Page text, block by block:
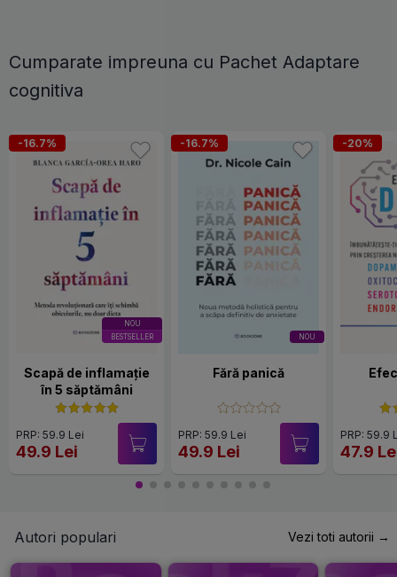
Cumparate impreuna cu Pachet Adaptare
cognitiva
NOU
BESTSELLER
-16.7%
Scapă de inflamație
în 5 săptămâni
PRP: 59.9 Lei
49.9 Lei
NOU
-16.7%
Fără panică
PRP: 59.9 Lei
49.9 Lei
-20%
PRP: 59.9
47.9
Autori populari Vezi toti autorii →